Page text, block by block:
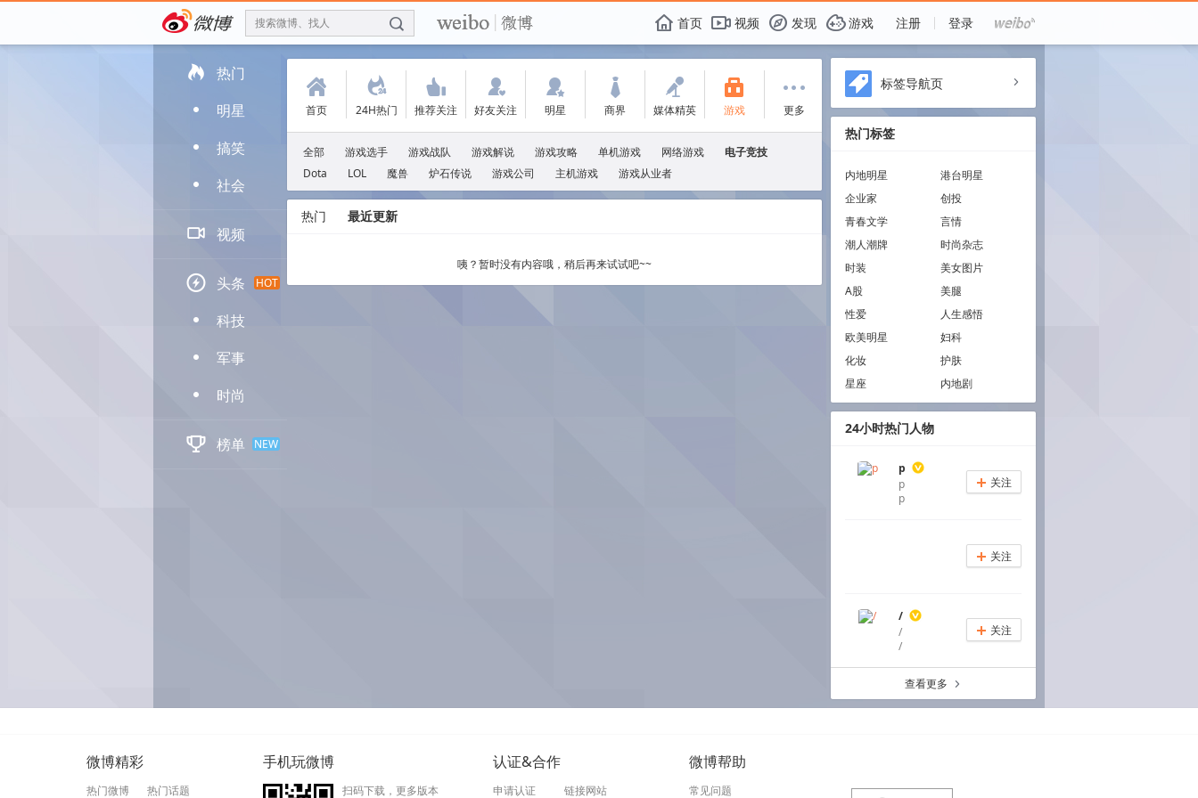
搜索微博、找人 f E 首页  视频 F 发现 G游戏 注册 登录
 热门
D 明星
D 搞笑
D 社会
 视频
 头条 HOT
D 科技
D 军事
D 时尚
 榜单 NEW
(
首页
.
24H热门
'
推荐关注
:
好友关注
w
明星
+
商界
-
媒体精英
1
游戏
i
更多
全部 游戏选手 游戏战队 游戏解说 游戏攻略 单机游戏 网络游戏
电子竞技
Dota
LOL 魔兽 炉石传说 游戏公司 主机游戏 游戏从业者
热门 最近更新
咦？暂时没有内容哦，稍后再来试试吧~~
标签导航页 a
热门标签
内地明星
港台明星
企业家
创投
青春文学
言情
潮人潮牌
时尚杂志
时装
美女图片
A股
美腿
性爱
人生感悟
欧美明星
妇科
化妆
护肤
星座
内地剧
24小时热门人物
p
p
p
+ 关注
+ 关注
/
/
/
+ 关注
查看更多 a
微博精彩
热门微博 热门话题
手机玩微博
扫码下载，更多版本
认证&合作
申请认证 链接网站
微博帮助
常见问题